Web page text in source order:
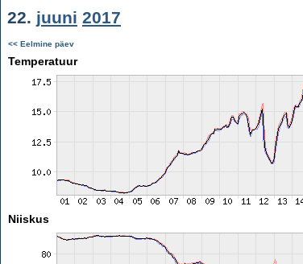
22. juuni 2017
<< Eelmine päev
Temperatuur
Niiskus